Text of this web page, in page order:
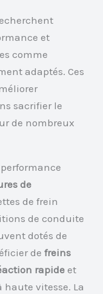
et
comme
adaptés. Ces
sacrifier le
de nombreux
de
de frein
de conduite
dotés de
defreins
rapide et
haute vitesse. La